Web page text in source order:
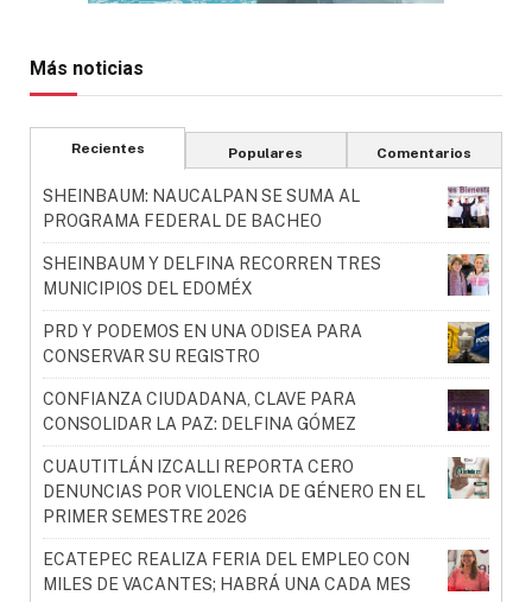
Más noticias
Recientes Populares Comentarios
SHEINBAUM: NAUCALPAN SE SUMA AL
PROGRAMA FEDERAL DE BACHEO
SHEINBAUM Y DELFINA RECORREN TRES
MUNICIPIOS DEL EDOMÉX
PRD Y PODEMOS EN UNA ODISEA PARA
CONSERVAR SU REGISTRO
CONFIANZA CIUDADANA, CLAVE PARA
CONSOLIDAR LA PAZ: DELFINA GÓMEZ
CUAUTITLÁN IZCALLI REPORTA CERO
DENUNCIAS POR VIOLENCIA DE GÉNERO EN EL
PRIMER SEMESTRE 2026
ECATEPEC REALIZA FERIA DEL EMPLEO CON
MILES DE VACANTES; HABRÁ UNA CADA MES